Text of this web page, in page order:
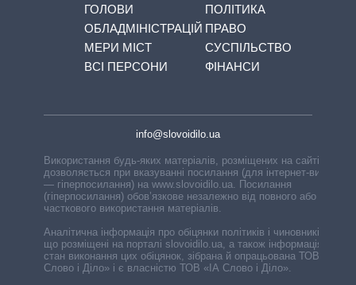
ГОЛОВИ
ОБЛАДМІНІСТРАЦІЙ
МЕРИ МІСТ
ВСІ ПЕРСОНИ
ПОЛІТИКА
ПРАВО
СУСПІЛЬСТВО
ФІНАНСИ
info@slovoidilo.ua
Використання будь-яких матеріалів, розміщених на сайті,
дозволяється при вказуванні посилання (для інтернет-видань
— гіперпосилання) на www.slovoidilo.ua. Посилання
(гіперпосилання) обов’язкове незалежно від повного або
часткового використання матеріалів.
Аналітична інформація про обіцянки політиків і чиновників,
що розміщені на порталі slovoidilo.ua, а також інформація про
стан виконання цих обіцянок, зібрана й опрацьована ТОВ «ІА
Слово і Діло» і є власністю ТОВ «ІА Слово і Діло».